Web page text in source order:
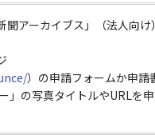
アーカイブス」（法人向け
）の申請フォームか申請
」の写真タイトルやURLを